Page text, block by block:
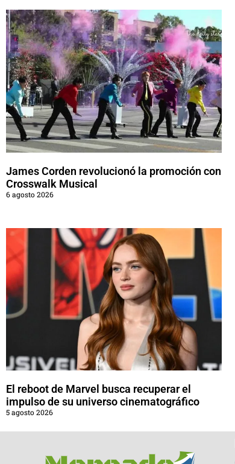
James Corden revolucionó la promoción con
Crosswalk Musical
6 agosto 2026
El reboot de Marvel busca recuperar el
impulso de su universo cinematográfico
5 agosto 2026